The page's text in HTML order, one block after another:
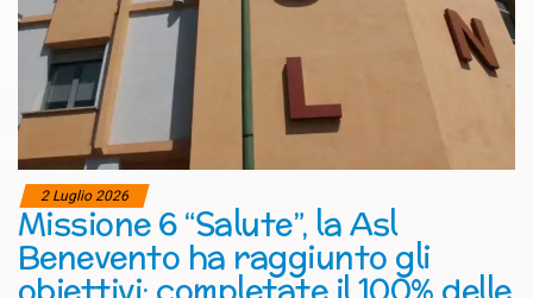
2 Luglio 2026
Missione 6 “Salute”, la Asl
Benevento ha raggiunto gli